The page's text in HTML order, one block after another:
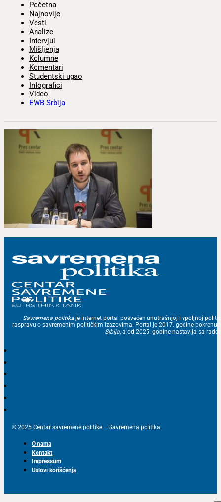
Početna
Najnovije
Vesti
Analize
Intervjui
Mišljenja
Kolumne
Komentari
Studentski ugao
Infografici
Video
EWB Srbija
Savremena politika je internet portal posvećen unutrašnjoj i spoljnoj
raspravu o savremenim političkim izazovima. Portal je 2017. godine
Srbija, a od 2025. godine nastavlja sa
© 2025 Centar savremene politike – Savremena politika
O nama
Kontakt
Impressum
Uslovi korišćenja